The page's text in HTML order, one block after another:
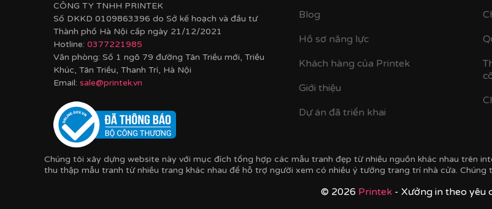
2. Chất lượng cao cấp:
Chất lượng in chân thực, sắc nét:
Hình ảnh của bạn sẽ được tái hiện một cách sống động nhất.
- Khung bo viền nhựa composite:
Siêu nhẹ, chống cong vênh, mối mọt và có độ bền vượt trội
- Mặt tranh ốp mica trong suốt:
Thay thế cho kính truyền thống, giúp tranh giữ được độ trong
— đặc biệt phù hợp với gia đình có trẻ nhỏ.
CÔNG TY TNHH PRINTEK
Số DKKD 0109863396 do Sở kế hoạch và đầu tư
Thành phố Hà Nội cấp ngày 21/12/2021
Hotline: 0377221985
Văn phòng: Số 1 ngõ 79 đường Tân Triều mới, Triều
Khúc, Tân Triều, Thanh Trì, Hà Nội
Email: sale@printek.vn
Blog
Hồ sơ năng lực
Khách hàng của Printek
Giới thiệu
Dự án đã triển khai
Chúng tôi xây dựng website này với mục đích tổng hợp các mẫu tranh đẹp từ nhiều nguồn khác nhau trên
thu thập mẫu tranh từ nhiều trang khác nhau để hỗ trợ người xem có nhiều ý tưởng trang trí nhà cửa. Chúng
© 2026 Printek- Xưởng in theo yêu